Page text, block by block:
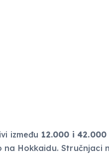
između 12.000 i 42.000
na Hokkaidu. Stručnjaci